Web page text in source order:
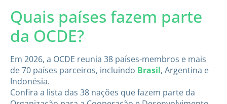
Quais países fazem parte
da OCDE?
Em 2026, a OCDE reunia 38 países-membros e mais
de 70 países parceiros, incluindo Brasil, Argentina e
Indonésia.
Confira a lista das 38 nações que fazem parte da